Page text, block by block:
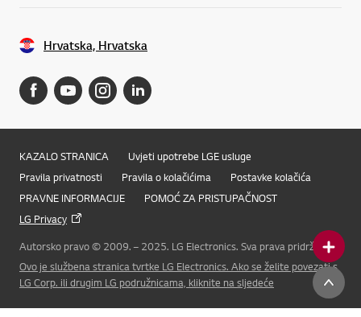
Online Chat
Hrvatska, Hrvatska
KAZALO STRANICA
Uvjeti upotrebe LGE usluge
Pravila privatnosti
Pravila o kolačićima
Postavke kolačića
PRAVNE INFORMACIJE
POMOĆ ZA PRISTUPAČNOST
LG Privacy
Autorsko pravo © 2009. – 2025. LG Electronics. Sva prava pridržana
Ovo je službena stranica tvrtke LG Electronics. Ako se želite povezati s
LG Corp. ili drugim LG podružnicama, kliknite na sljedeće